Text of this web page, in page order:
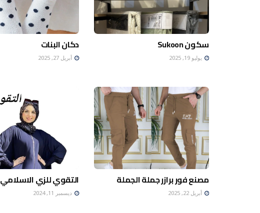
سكون Sukoon
يوليو 19, 2025
دكان البنات
أبريل 27, 2025
مصنع فور برازر جملة الجملة
أبريل 22, 2025
التقوي للزي الاسلامي
ديسمبر 11, 2024